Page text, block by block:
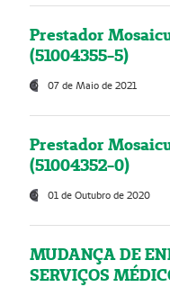
Prestador
(51004355-5)
07 de Maio de 2021
Prestador
(51004352-0)
01 de Outubro de 2020
MUDANÇA DE
SERVIÇOS